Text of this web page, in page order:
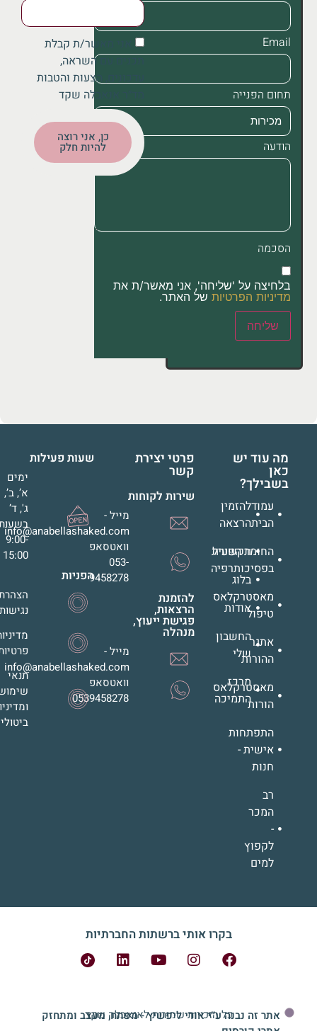
Email
תחום הפנייה
הודעה
הסכמה
בלחיצה על 'שליחה', אני מאשר/ת את
מדיניות הפרטיות של האתר.
שליחה
אני מאשר/ת קבלת
תכנים עם השראה,
עדכונים, הצעות והטבות
מד״ר אנאבלה שקד
כן, אני רוצה
להיות חלק
מה עוד יש
כאן
בשבילך?
להזמין
הרצאה
תקשורת
בלוג
אודות
החשבון
שלי
מרכז
התמיכה
עמוד
הבית
החומר הפעיל
בפסיכותרפיה
מאסטרקלאס
טיפול
אתגר
ההורות
מאסטרקלאס
הורות
התפתחות
אישית -
חנות
רב
המכר
-
לקפוץ
למים
פרטי יצירת
קשר
שירות לקוחות
מייל -
info@anabellashaked.com
וואטסאפ
053-
9458278
להזמנת
הרצאות,
פגישת ייעוץ,
מנהלה
מייל -
info@anabellashaked.com
וואטסאפ
0539458278
שעות פעילות
ימים
א’, ב’,
ג', ד’
9:00-
15:00
הפניות
נגישות
תנאי
בקרו אותי ברשתות החברתיות
כל הזכויות שמורות לאנאבלה שקד
אתר זה נבנה ע״י אודי ליפשיץ - מפתח, מעצב ומתחזק